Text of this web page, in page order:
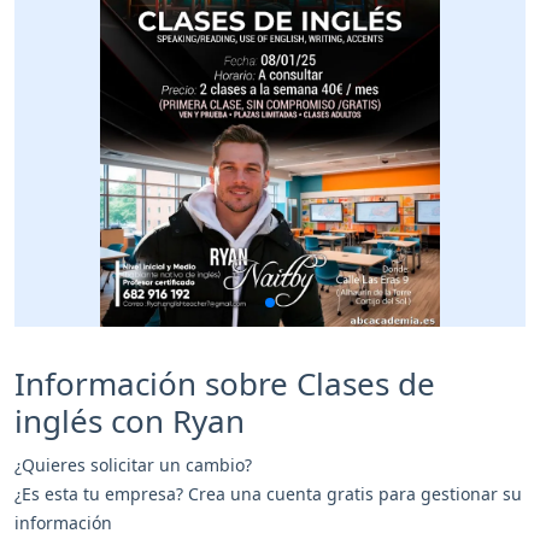
Información sobre Clases de
inglés con Ryan
¿Quieres solicitar un cambio?
¿Es esta tu empresa? Crea una cuenta gratis para gestionar su
información